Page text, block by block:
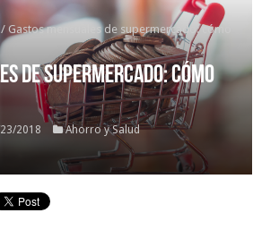
/ Gastos mensuales de supermercado: cómo
de supermercado: cómo
2018
Ahorro y Salud